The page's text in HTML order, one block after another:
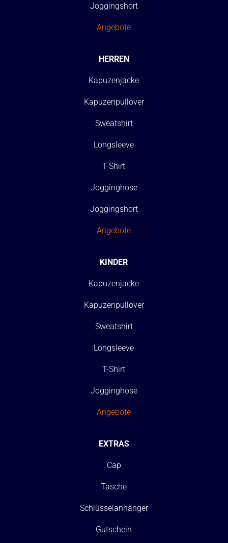
Joggingshort
Angebote
HERREN
Kapuzenjacke
Kapuzenpullover
Sweatshirt
Longsleeve
T-Shirt
Jogginghose
Joggingshort
Angebote
KINDER
Kapuzenjacke
Kapuzenpullover
Sweatshirt
Longsleeve
T-Shirt
Jogginghose
Angebote
EXTRAS
Cap
Tasche
Schlüsselanhänger
Gutschein